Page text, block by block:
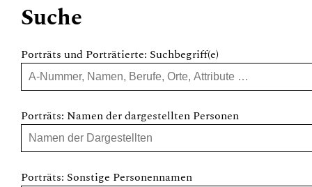
Suche
Porträts und Porträtierte: Suchbegriff(e)
Porträts: Namen der dargestellten Personen
Porträts: Sonstige Personennamen